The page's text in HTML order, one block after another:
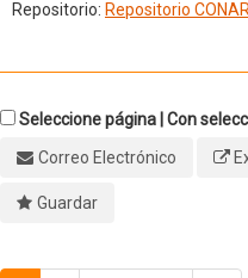
Repositorio: Repositorio
Seleccione página | Con
Correo Electrónico
Guardar